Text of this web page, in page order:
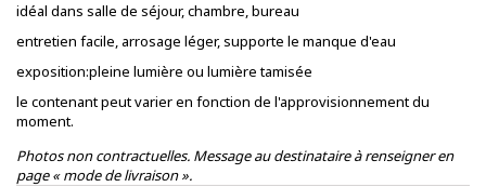
idéal dans salle de séjour, chambre, bureau
entretien facile, arrosage léger, supporte le manque d'eau
exposition:pleine lumière ou lumière tamisée
le contenant peut varier en fonction de l'approvisionnement du
moment.
Photos non contractuelles. Message au destinataire à renseigner en
page « mode de livraison ».